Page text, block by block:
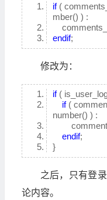
if(
mber() ) :
endif;
修改为：
if(
if(
number() ) :
endif;
}
之后，只有登
论内容。